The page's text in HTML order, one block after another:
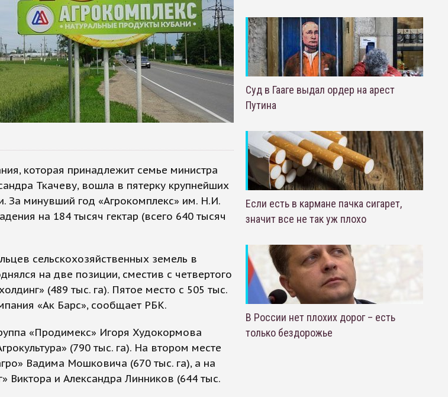
которая принадлежит семье министра
Ткачеву, вошла в пятерку крупнейших
За минувший год «Агрокомплекс» им. Н.И.
на 184 тысяч гектар (всего 640 тысяч
сельскохозяйственных земель в
на две позиции, сместив с четвертого
(489 тыс. га). Пятое место с 505 тыс.
«Ак Барс», сообщает РБК.
«Продимекс» Игоря Худокормова
(790 тыс. га). На втором месте
Вадима Мошковича (670 тыс. га), а на
Виктора и Александра Линников (644 тыс.
Суд в Гааге выдал ордер на арест
Путина
Если есть в кармане пачка сигарет,
значит все не так уж плохо
В России нет плохих дорог – есть
только бездорожье